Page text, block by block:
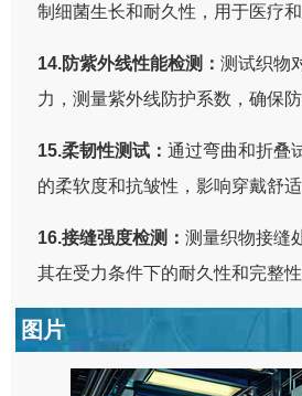
制细菌生长和耐久性，用于医疗和
14.防紫外线性能检测：测试织物
力，测量紫外线防护系数，确保
15.柔韧性测试：通过弯曲和折叠
的柔软度和抗皱性，影响穿戴舒适
16.接缝强度检测：测量织物接缝
其在受力条件下的耐久性和完整性
图片